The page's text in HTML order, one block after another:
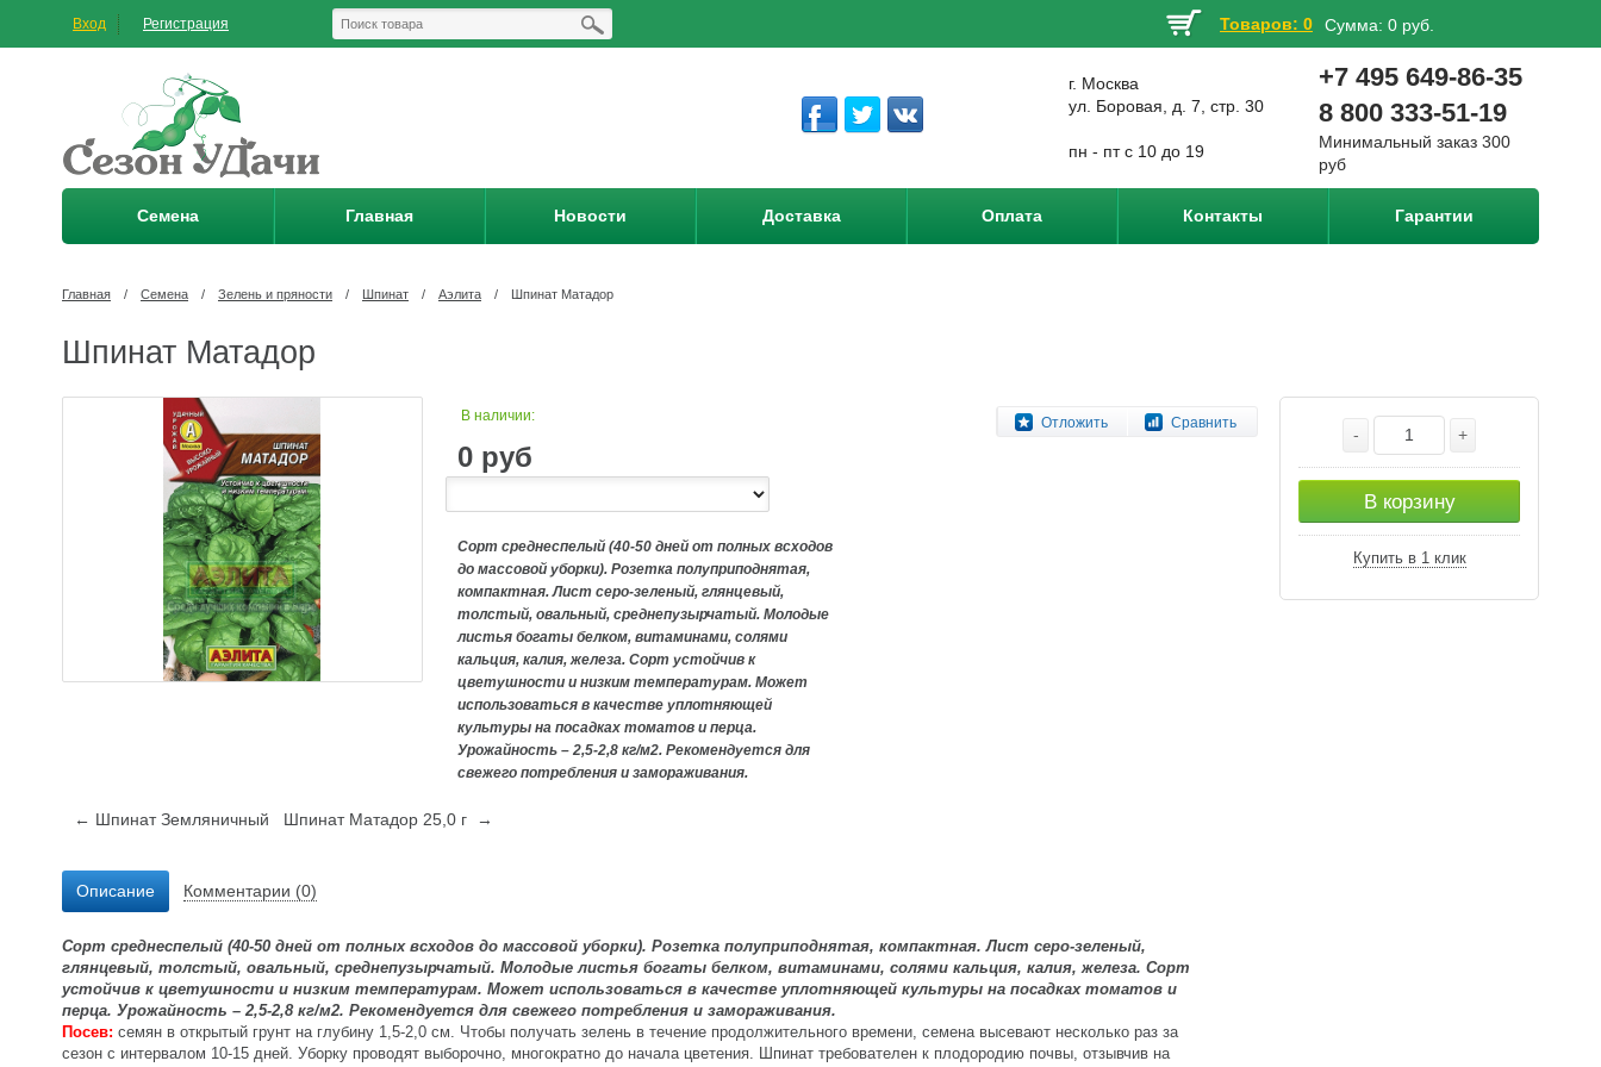
Вход Регистрация Товаров: 0 Сумма: 0 руб.
г. Москва
ул. Боровая, д. 7, стр. 30
пн - пт с 10 до 19
+7 495 649-86-35
8 800 333-51-19
Минимальный заказ 300
руб
Семена Главная Новости Доставка Оплата Контакты Гарантии
Главная / Семена / Зелень и пряности / Шпинат / Аэлита / Шпинат Матадор
Шпинат Матадор
Отложить Сравнить
В наличии:
0 руб
Сорт среднеспелый (40-50 дней от полных всходов
до массовой уборки). Розетка полуприподнятая,
компактная. Лист серо-зеленый, глянцевый,
толстый, овальный, среднепузырчатый. Молодые
листья богаты белком, витаминами, солями
кальция, калия, железа. Сорт устойчив к
цветушности и низким температурам. Может
использоваться в качестве уплотняющей
культуры на посадках томатов и перца.
Урожайность – 2,5-2,8кг/м2. Рекомендуется для
свежего потребления и замораживания.
- +
В корзину
Купить в 1 клик
← Шпинат Земляничный Шпинат Матадор 25,0 г →
Описание Комментарии (0)
Сорт среднеспелый (40-50 дней от полных всходов до массовой уборки). Розетка полуприподнятая, компактная. Лист серо-зеленый,
глянцевый, толстый, овальный, среднепузырчатый. Молодые листья богаты белком, витаминами, солями кальция, калия, железа. Сорт
устойчив к цветушности и низким температурам. Может использоваться в качестве уплотняющей культуры на посадках томатов и
перца. Урожайность – 2,5-2,8 кг/м2. Рекомендуется для свежего потребления и замораживания.
Посев: семян в открытый грунт на глубину 1,5-2,0 см. Чтобы получать зелень в течение продолжительного времени, семена высевают несколько раз за
сезон с интервалом 10-15 дней. Уборку проводят выборочно, многократно до начала цветения. Шпинат требователен к плодородию почвы, отзывчив на